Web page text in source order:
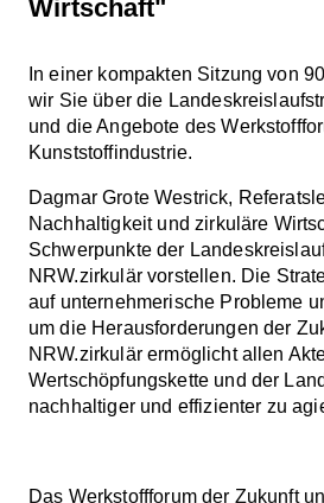
Wirtschaft"
In einer kompakten Sitzung von
wir Sie über die
und die Angebote des
Kunststoffindustrie.
Dagmar Grote Westrick,
Nachhaltigkeit und zirkuläre
Schwerpunkte der
NRW.zirkulär vorstellen. Die
auf unternehmerische Probleme
um die Herausforderungen der
NRW.zirkulär ermöglicht allen
Wertschöpfungskette und der
nachhaltiger und effizienter zu
Das Werkstoffforum der Zukunft